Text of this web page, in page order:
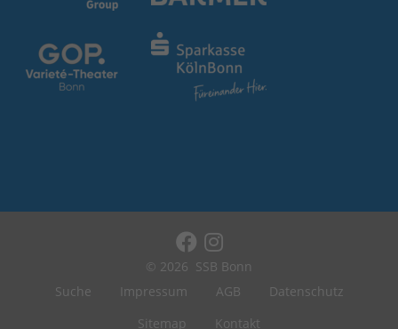
© 2026 SSB Bonn
Suche
Impressum AGB
Datenschutz
Sitemap
Kontakt